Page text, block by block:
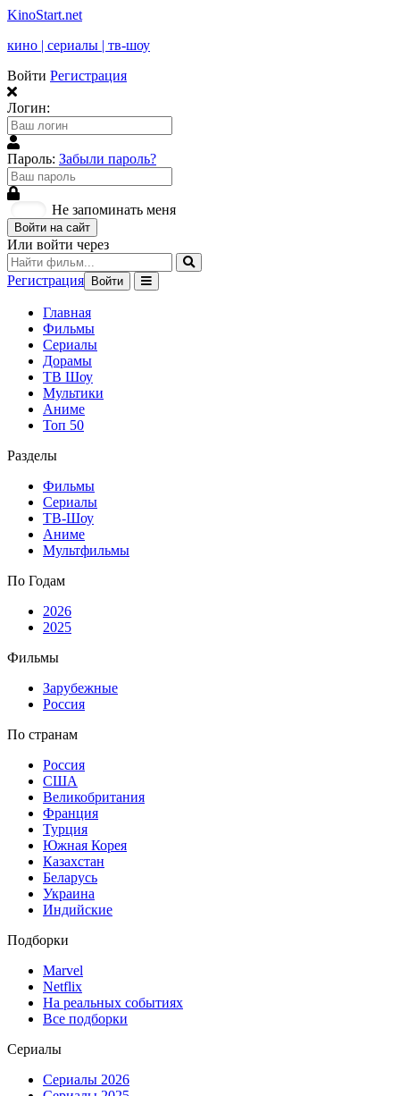
KinoStart.net
кино | сериалы | тв-шоу
Войти Регистрация
Логин:
Пароль: Забыли пароль?
Не запоминать меня
Войти на сайт
Или войти через
Регистрация Войти
Главная
Фильмы
Сериалы
Дорамы
ТВ Шоу
Мультики
Аниме
Топ 50
Разделы
Фильмы
Сериалы
ТВ-Шоу
Аниме
Мультфильмы
По Годам
2026
2025
Фильмы
Зарубежные
Россия
По странам
Россия
США
Великобритания
Франция
Турция
Южная Корея
Казахстан
Беларусь
Украина
Индийские
Подборки
Marvel
Netflix
На реальных событиях
Все подборки
Сериалы
Сериалы 2026